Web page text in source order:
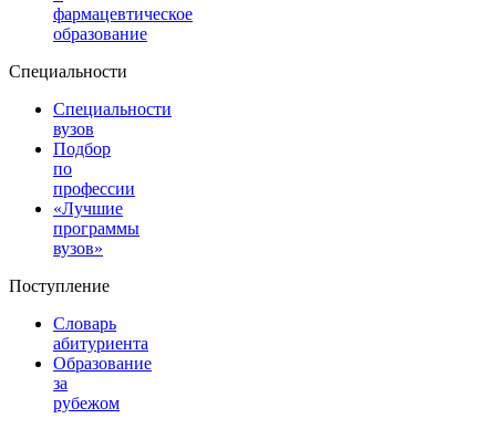
фармацевтическое
образование
Специальности
Специальности
вузов
Подбор
по
профессии
«Лучшие
программы
вузов»
Поступление
Словарь
абитуриента
Образование
за
рубежом